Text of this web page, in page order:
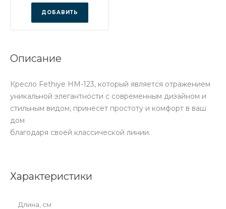
ДОБАВИТЬ
Описание
Кресло Fethiye HM-123, который является отражением
уникальной элегантности с современным дизайном и
стильным видом, принесет простоту и комфорт в ваш
дом
благодаря своей классической линии.
Характеристики
Длина, см